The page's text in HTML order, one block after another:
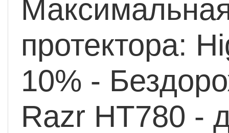
протектора:
10% -
Razr HT780 -